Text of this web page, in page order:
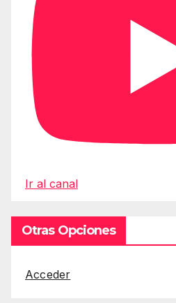
Ir al canal
Otras Opciones
Acceder